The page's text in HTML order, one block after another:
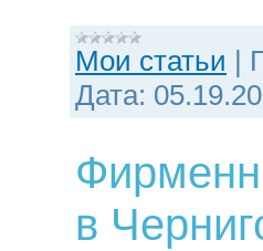
Мои статьи |
Дата:
в